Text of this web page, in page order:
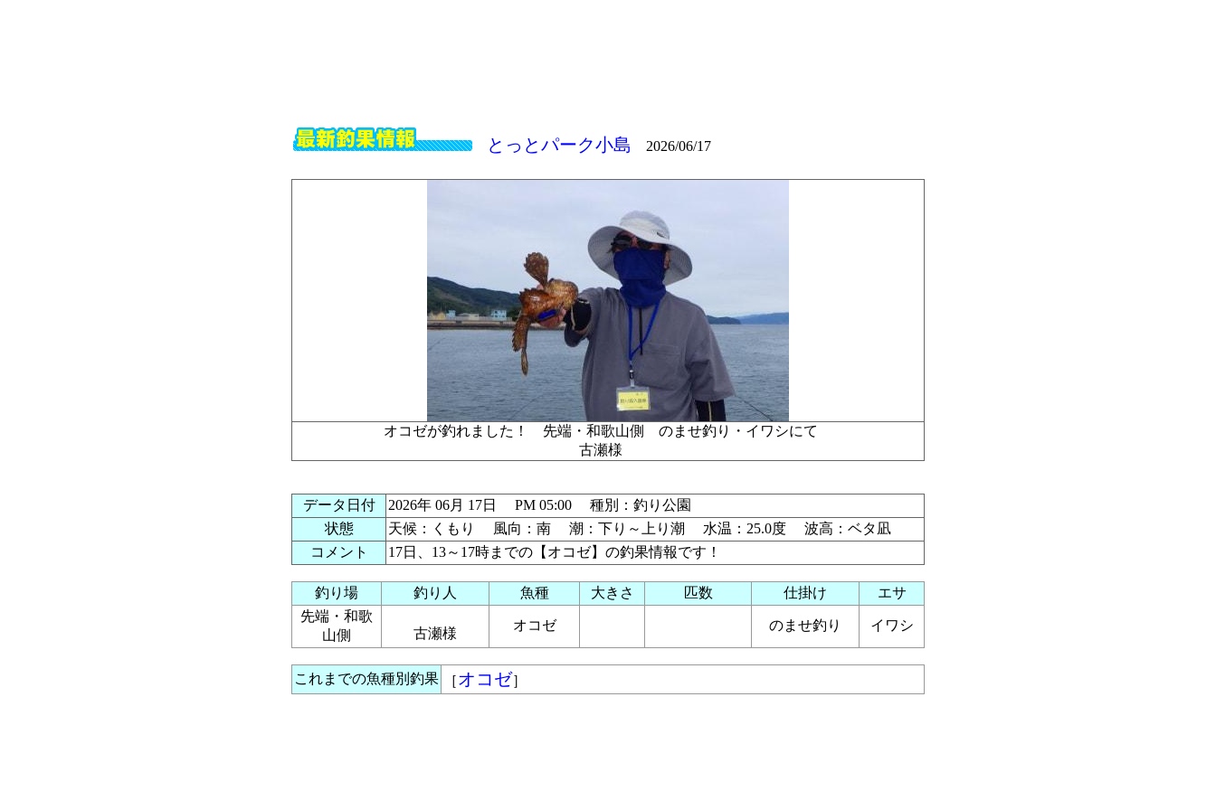
とっとパーク小島 2026/06/17
オコゼが釣れました！ 先端・和歌山側 のませ釣り・イワシにて
古瀬様
データ日付
2026年 06月 17日 PM 05:00 種別：釣り公園
状態
天候：くもり 風向：南 潮：下り～上り潮 水温：25.0度 波高：ベタ凪
コメント
17日、13～17時までの【オコゼ】の釣果情報です！
釣り場 釣り人 魚種 大きさ 匹数 仕掛け
エサ
先端・和歌
山側
古瀬様
オコゼ のませ釣り イワシ
これまでの魚種別釣果 ［オコゼ］